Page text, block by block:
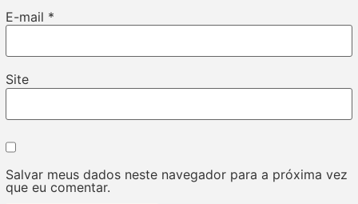
E-mail *
Site
Salvar meus dados neste navegador para a próxima vez
que eu comentar.